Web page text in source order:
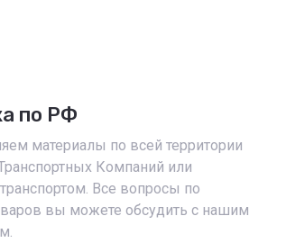
по РФ
материалы по всей территории
Компаний или
Все вопросы по
вы можете обсудить с нашим